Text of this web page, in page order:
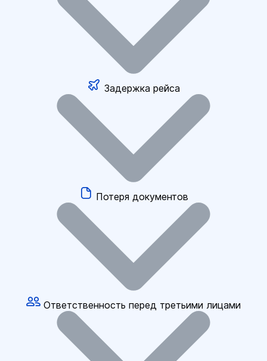
Задержка рейса
Потеря документов
Ответственность перед третьими лицами